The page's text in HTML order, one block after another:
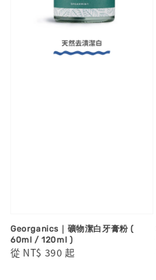
Georganics｜礦物潔白牙膏粉 (
60ml / 120ml )
Regular
從 NT$ 390 起